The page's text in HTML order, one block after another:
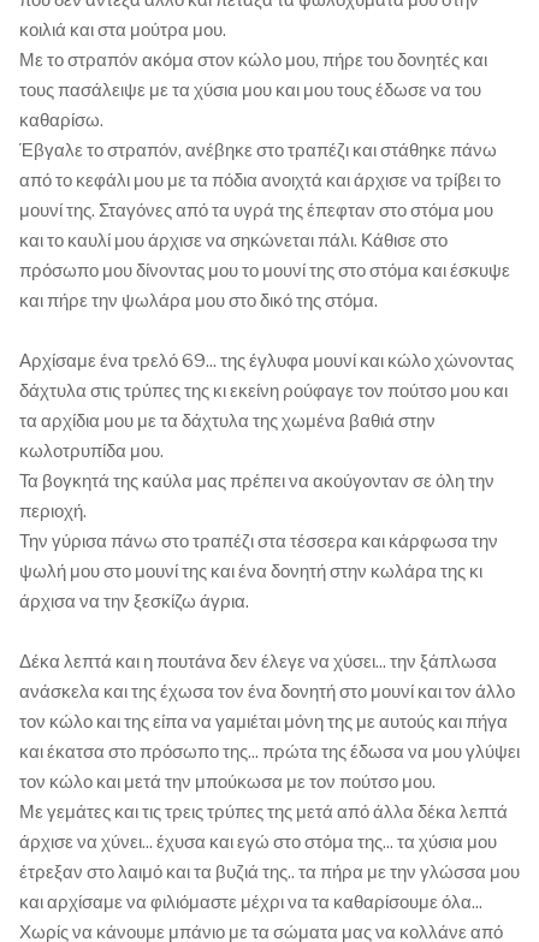
κοιλιά και στα μούτρα μου.
Με το στραπόν ακόμα στον κώλο μου, πήρε του δονητές και
τους πασάλειψε με τα χύσια μου και μου τους έδωσε να του
καθαρίσω.
Έβγαλε το στραπόν, ανέβηκε στο τραπέζι και στάθηκε πάνω
από το κεφάλι μου με τα πόδια ανοιχτά και άρχισε να τρίβει το
μουνί της. Σταγόνες από τα υγρά της έπεφταν στο στόμα μου
και το καυλί μου άρχισε να σηκώνεται πάλι. Κάθισε στο
πρόσωπο μου δίνοντας μου το μουνί της στο στόμα και έσκυψε
και πήρε την ψωλάρα μου στο δικό της στόμα.
Αρχίσαμε ένα τρελό 69... της έγλυφα μουνί και κώλο χώνοντας
δάχτυλα στις τρύπες της κι εκείνη ρούφαγε τον πούτσο μου και
τα αρχίδια μου με τα δάχτυλα της χωμένα βαθιά στην
κωλοτρυπίδα μου.
Τα βογκητά της καύλα μας πρέπει να ακούγονταν σε όλη την
περιοχή.
Την γύρισα πάνω στο τραπέζι στα τέσσερα και κάρφωσα την
ψωλή μου στο μουνί της και ένα δονητή στην κωλάρα της κι
άρχισα να την ξεσκίζω άγρια.
Δέκα λεπτά και η πουτάνα δεν έλεγε να χύσει... την ξάπλωσα
ανάσκελα και της έχωσα τον ένα δονητή στο μουνί και τον άλλο
τον κώλο και της είπα να γαμιέται μόνη της με αυτούς και πήγα
και έκατσα στο πρόσωπο της... πρώτα της έδωσα να μου γλύψει
τον κώλο και μετά την μπούκωσα με τον πούτσο μου.
Με γεμάτες και τις τρεις τρύπες της μετά από άλλα δέκα λεπτά
άρχισε να χύνει... έχυσα και εγώ στο στόμα της... τα χύσια μου
έτρεξαν στο λαιμό και τα βυζιά της.. τα πήρα με την γλώσσα μου
και αρχίσαμε να φιλιόμαστε μέχρι να τα καθαρίσουμε όλα...
Χωρίς να κάνουμε μπάνιο με τα σώματα μας να κολλάνε από